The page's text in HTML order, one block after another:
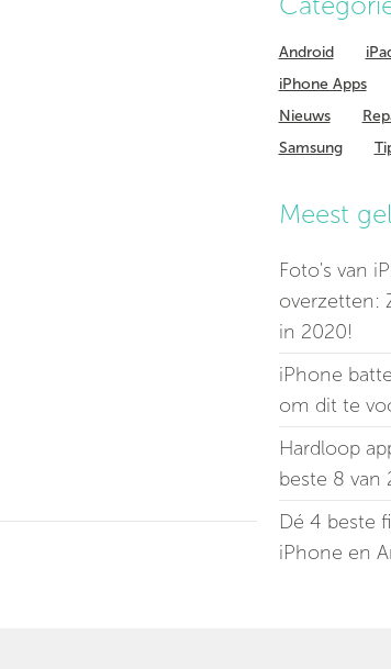
Android
iPhone Apps
Nieuws
Samsung
Meest
Foto's van
overzetten:
in 2020!
iPhone
om dit te
Hardloop
beste 8 van
Dé 4 beste
iPhone en